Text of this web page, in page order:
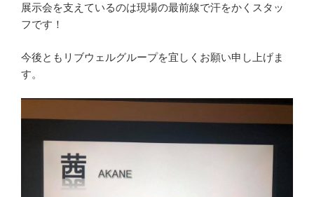
展示会を支えているのは現場の最前線で汗をかくスタッ
フです！
今後ともリブウェルグループを宜しくお願い申し上げま
す。